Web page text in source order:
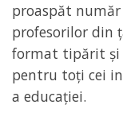
proaspăt
profesorilor din
format tipărit și
pentru toți cei
a educației.